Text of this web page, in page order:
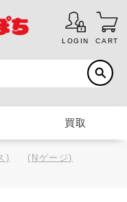
LOGIN CART
買取
)
(Nゲージ)